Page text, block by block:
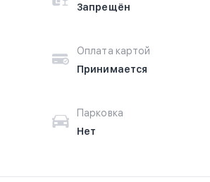
Запрещён
Оплата картой
Принимается
Парковка
Нет